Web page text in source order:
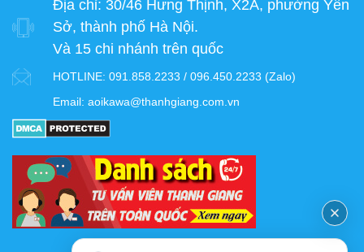
Địa chỉ: 30/46 Hưng Thịnh, X2A, phường Yên
Sở, thành phố Hà Nội.
Và 15 chi nhánh trên quốc
HOTLINE: 091.858.2233 / 096.450.2233 (Zalo)
Email: aoikawa@thanhgiang.com.vn